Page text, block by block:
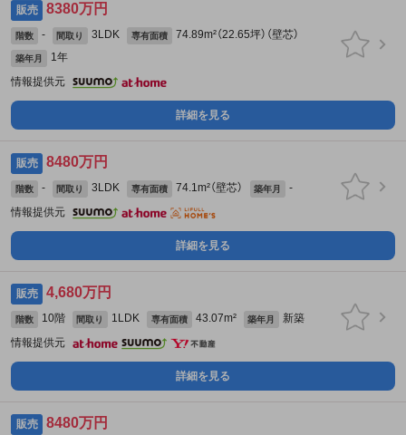
販売 8380万円
階数 - 間取り 3LDK 専有面積 74.89m²（22.65坪）（壁芯）
築年月
1年
情報提供元
詳細を見る
販売 8480万円
階数 - 間取り 3LDK 専有面積 74.1m²（壁芯） 築年月
-
情報提供元
詳細を見る
販売 4,680万円
階数 10階 間取り 1LDK 専有面積 43.07m² 築年月
新築
情報提供元
詳細を見る
販売 8480万円